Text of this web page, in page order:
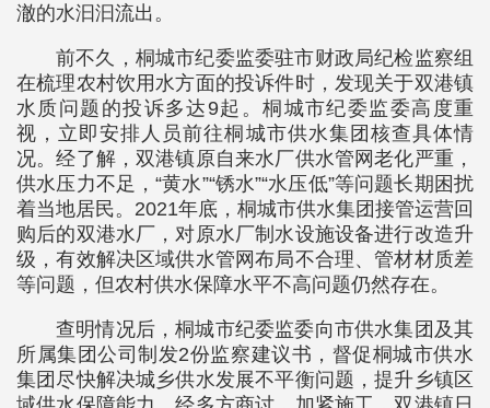
澈的水汩汩流出。
前不久，桐城市纪委监委驻市财政局纪检监察组
在梳理农村饮用水方面的投诉件时，发现关于双港镇
水质问题的投诉多达9起。桐城市纪委监委高度重
视，立即安排人员前往桐城市供水集团核查具体情
况。经了解，双港镇原自来水厂供水管网老化严重，
供水压力不足，“黄水”“锈水”“水压低”等问题长期困扰
着当地居民。2021年底，桐城市供水集团接管运营回
购后的双港水厂，对原水厂制水设施设备进行改造升
级，有效解决区域供水管网布局不合理、管材材质差
等问题，但农村供水保障水平不高问题仍然存在。
查明情况后，桐城市纪委监委向市供水集团及其
所属集团公司制发2份监察建议书，督促桐城市供水
集团尽快解决城乡供水发展不平衡问题，提升乡镇区